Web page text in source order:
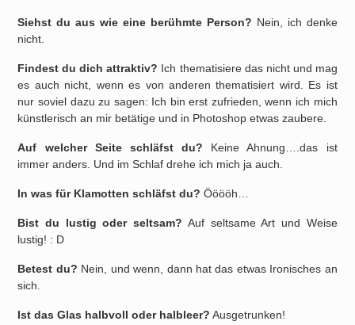
Siehst du aus wie eine berühmte Person? Nein, ich denke
nicht.
Findest du dich attraktiv? Ich thematisiere das nicht und mag
es auch nicht, wenn es von anderen thematisiert wird. Es ist
nur soviel dazu zu sagen: Ich bin erst zufrieden, wenn ich mich
künstlerisch an mir betätige und in Photoshop etwas zaubere.
Auf welcher Seite schläfst du? Keine Ahnung….das ist
immer anders. Und im Schlaf drehe ich mich ja auch.
In was für Klamotten schläfst du? Ööööh…
Bist du lustig oder seltsam? Auf seltsame Art und Weise
lustig! : D
Betest du? Nein, und wenn, dann hat das etwas Ironisches an
sich.
Ist das Glas halbvoll oder halbleer? Ausgetrunken!